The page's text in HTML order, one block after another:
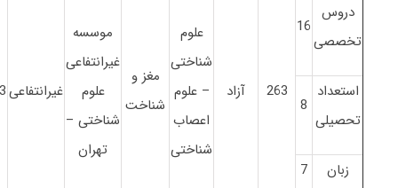
دروس
تخصصی
16
263 آزاد
علوم
شناختی
– علوم
اعصاب
شناختی
مغز و
شناخت
موسسه
غیرانتفاعی
علوم
شناختی –
تهران
غیرانتفاعی
استعداد
تحصیلی
8
زبان 7